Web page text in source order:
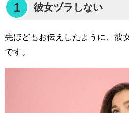
1 彼女ヅラしない
先ほどもお伝えしたように、彼
です。